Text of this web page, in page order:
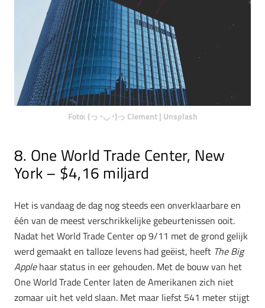
Foto: (っ◔◡◔)っ Clement | Unsplash
8. One World Trade Center, New
York – $4,16 miljard
Het is vandaag de dag nog steeds een onverklaarbare en
één van de meest verschrikkelijke gebeurtenissen ooit.
Nadat het World Trade Center op 9/11 met de grond gelijk
werd gemaakt en talloze levens had geëist, heeft The Big
Applehaar status in eer gehouden. Met de bouw van het
One World Trade Center laten de Amerikanen zich niet
zomaar uit het veld slaan. Met maar liefst 541 meter stijgt